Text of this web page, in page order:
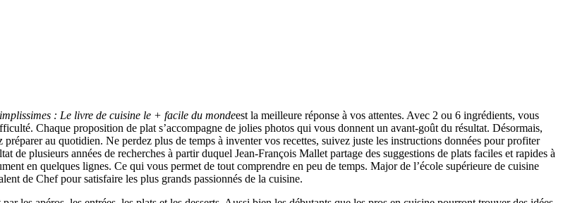
: Le livre de cuisine le + facile du mondeest la meilleure réponse à vos attentes. Avec 2 ou 6 ingrédients, vous
Chaque proposition de plat s’accompagne de jolies photos qui vous donnent un avant-goût du résultat. Désormais,
au quotidien. Ne perdez plus de temps à inventer vos recettes, suivez juste les instructions données pour profiter
de plusieurs années de recherches à partir duquel Jean-François Mallet partage des suggestions de plats faciles et rapides à
en quelques lignes. Ce qui vous permet de tout comprendre en peu de temps. Major de l’école supérieure de cuisine
de Chef pour satisfaire les plus grands passionnés de la cuisine.